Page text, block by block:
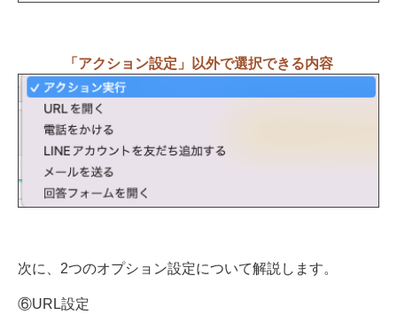
「アクション設定」以外で選択できる内容
次に、2つのオプション設定について解説します。
⑥URL設定